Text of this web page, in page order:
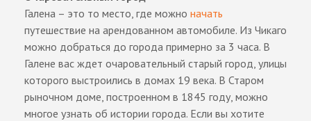
Галена – это то место, где можно начать
путешествие на арендованном автомобиле. Из Чикаго
можно добраться до города примерно за 3 часа. В
Галене вас ждет очаровательный старый город, улицы
которого выстроились в домах 19 века. В Старом
рыночном доме, построенном в 1845 году, можно
многое узнать об истории города. Если вы хотите